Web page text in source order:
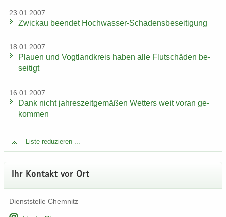
23.01.2007
Zwi­ckau be­en­det Hochwasser-​Schadensbeseitigung
18.01.2007
Plau­en und Vogt­land­kreis haben alle Flut­schä­den be­
sei­tigt
16.01.2007
Dank nicht jah­res­zeit­ge­mä­ßen Wet­ters weit voran ge­
kom­men
Liste re­du­zie­ren ...
Ihr Kon­takt vor Ort
Dienst­stel­le Chem­nitz